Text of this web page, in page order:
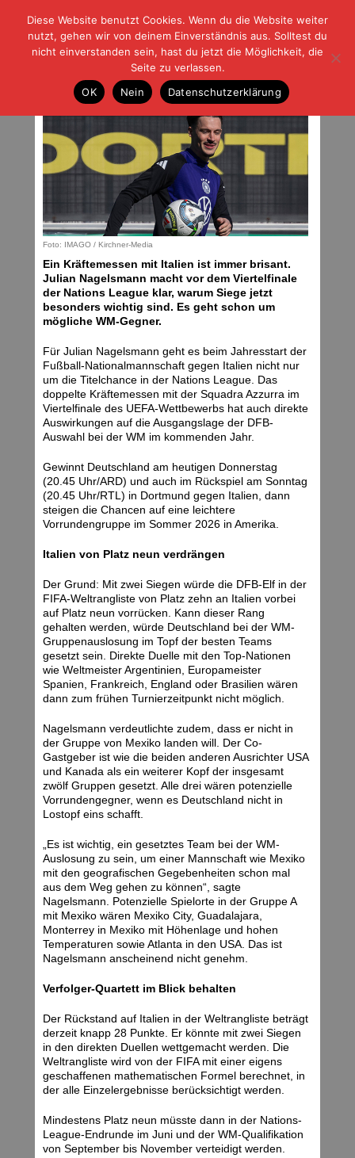
| | |BLOG-GFußball und der Rest
HOME|REGELN|IMPRESSUM |DATENSCHUTZ
Ein Klassiker
Donnerstag, 20.03.25 | 05:00 Uhr
Foto: IMAGO / Kirchner-Media
Ein Kräftemessen mit Italien ist immer brisant.
Julian Nagelsmann macht vor dem Viertelfinale
der Nations League klar, warum Siege jetzt
besonders wichtig sind. Es geht schon um
mögliche WM-Gegner.
Für Julian Nagelsmann geht es beim Jahresstart der
Fußball-Nationalmannschaft gegen Italien nicht nur
um die Titelchance in der Nations League. Das
doppelte Kräftemessen mit der Squadra Azzurra im
Viertelfinale des UEFA-Wettbewerbs hat auch direkte
Auswirkungen auf die Ausgangslage der DFB-
Auswahl bei der WM im kommenden Jahr.
Gewinnt Deutschland am heutigen Donnerstag
(20.45 Uhr/ARD) und auch im Rückspiel am Sonntag
(20.45 Uhr/RTL) in Dortmund gegen Italien, dann
steigen die Chancen auf eine leichtere
Vorrundengruppe im Sommer 2026 in Amerika.
Italien von Platz neun verdrängen
Der Grund: Mit zwei Siegen würde die DFB-Elf in der
FIFA-Weltrangliste von Platz zehn an Italien vorbei
auf Platz neun vorrücken. Kann dieser Rang
gehalten werden, würde Deutschland bei der WM-
Gruppenauslosung im Topf der besten Teams
gesetzt sein. Direkte Duelle mit den Top-Nationen
wie Weltmeister Argentinien, Europameister
Spanien, Frankreich, England oder Brasilien wären
dann zum frühen Turnierzeitpunkt nicht möglich.
Nagelsmann verdeutlichte zudem, dass er nicht in
der Gruppe von Mexiko landen will. Der Co-
Gastgeber ist wie die beiden anderen Ausrichter USA
und Kanada als ein weiterer Kopf der insgesamt
zwölf Gruppen gesetzt. Alle drei wären potenzielle
Vorrundengegner, wenn es Deutschland nicht in
Lostopf eins schafft.
„Es ist wichtig, ein gesetztes Team bei der WM-
Auslosung zu sein, um einer Mannschaft wie Mexiko
mit den geografischen Gegebenheiten schon mal
aus dem Weg gehen zu können“, sagte
Nagelsmann. Potenzielle Spielorte in der Gruppe A
mit Mexiko wären Mexiko City, Guadalajara,
Monterrey in Mexiko mit Höhenlage und hohen
Temperaturen sowie Atlanta in den USA. Das ist
Nagelsmann anscheinend nicht genehm.
Verfolger-Quartett im Blick behalten
Der Rückstand auf Italien in der Weltrangliste beträgt
derzeit knapp 28 Punkte. Er könnte mit zwei Siegen
in den direkten Duellen wettgemacht werden. Die
Weltrangliste wird von der FIFA mit einer eigens
geschaffenen mathematischen Formel berechnet, in
der alle Einzelergebnisse berücksichtigt werden.
Mindestens Platz neun müsste dann in der Nations-
League-Endrunde im Juni und der WM-Qualifikation
von September bis November verteidigt werden.
Diese Website benutzt Cookies. Wenn du die Website weiter
nutzt, gehen wir von deinem Einverständnis aus. Solltest du
nicht einverstanden sein, hast du jetzt die Möglichkeit, die
Seite zu verlassen.
OK
Nein Datenschutzerklärung